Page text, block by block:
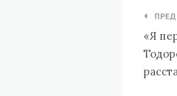
по
«Я